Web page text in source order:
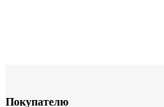
Покупателю